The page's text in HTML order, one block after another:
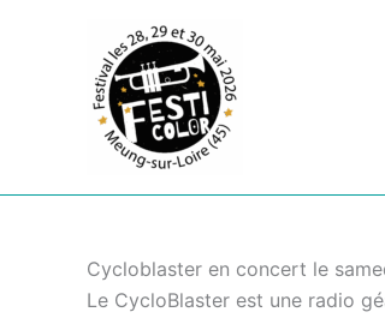
Cycloblaster en concert le
Le CycloBlaster est une radio